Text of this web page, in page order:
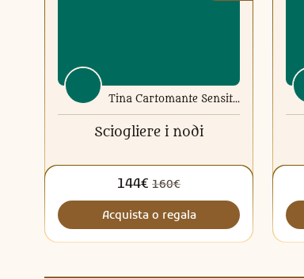
Tina Cartomante Sensitiva
Sciogliere i nodi
144€ 160€
Acquista o regala